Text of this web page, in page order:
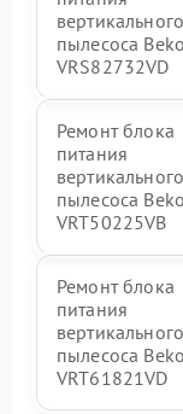
вертикального
пылесоса Beko
VRS82732VD
Ремонт блока
питания
вертикального
пылесоса Beko
VRT50225VB
Ремонт блока
питания
вертикального
пылесоса Beko
VRT61821VD